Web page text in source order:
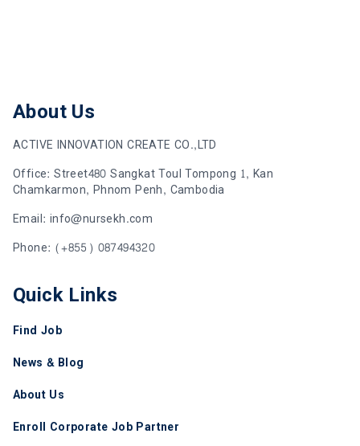
About Us
ACTIVE INNOVATION CREATE CO.,LTD
Office: Street480 Sangkat Toul Tompong 1, Kan
Chamkarmon, Phnom Penh, Cambodia
Email: info@nursekh.com
Phone: (+855) 087494320
Quick Links
Find Job
News & Blog
About Us
Enroll Corporate Job Partner